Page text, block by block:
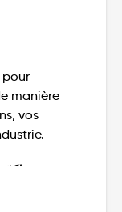
pour
manière
vos